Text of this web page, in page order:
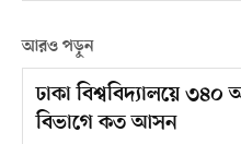
আরও পড়ুন
ঢাকা বিশ্ববিদ্যালয়ে
বিভাগে কত আসন